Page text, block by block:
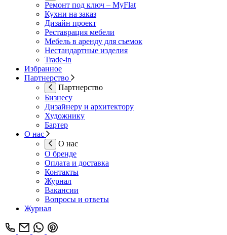
Ремонт под ключ – MyFlat
Кухни на заказ
Дизайн проект
Реставрация мебели
Мебель в аренду для съемок
Нестандартные изделия
Trade-in
Избранное
Партнерство
Партнерство
Бизнесу
Дизайнеру и архитектору
Художнику
Бартер
О нас
О нас
О бренде
Оплата и доставка
Контакты
Журнал
Вакансии
Вопросы и ответы
Журнал